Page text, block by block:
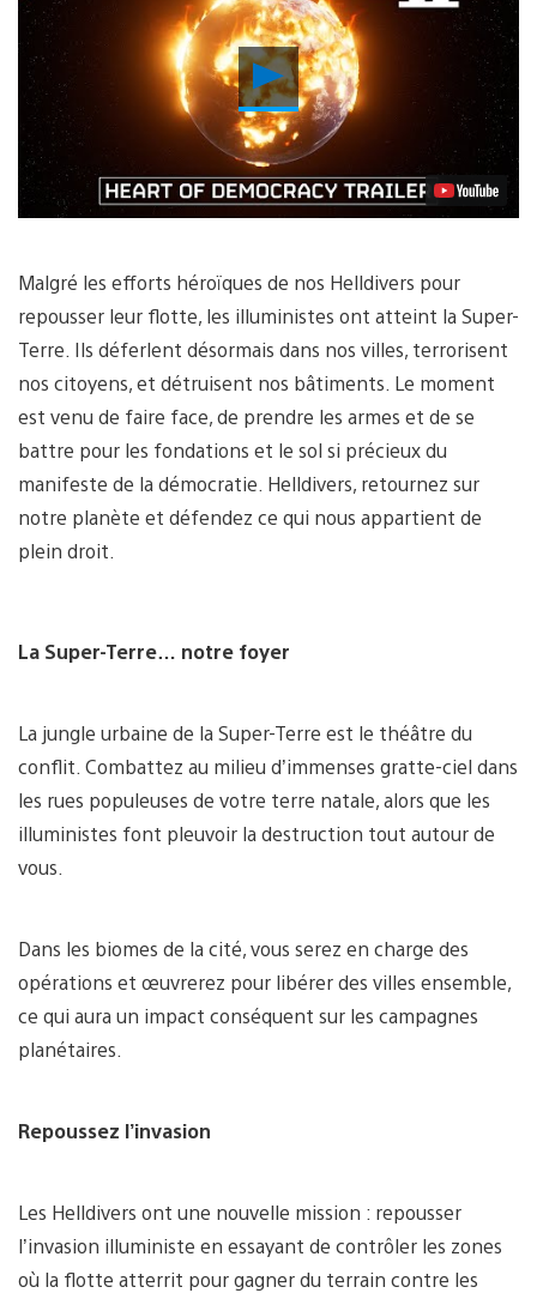
Lancer
la
vidéo
Malgré les efforts héroïques de nos Helldivers pour
repousser leur flotte, les illuministes ont atteint la Super-
Terre. Ils déferlent désormais dans nos villes, terrorisent
nos citoyens, et détruisent nos bâtiments. Le moment
est venu de faire face, de prendre les armes et de se
battre pour les fondations et le sol si précieux du
manifeste de la démocratie. Helldivers, retournez sur
notre planète et défendez ce qui nous appartient de
plein droit.
La Super-Terre… notre foyer
La jungle urbaine de la Super-Terre est le théâtre du
conflit. Combattez au milieu d’immenses gratte-ciel dans
les rues populeuses de votre terre natale, alors que les
illuministes font pleuvoir la destruction tout autour de
vous.
Dans les biomes de la cité, vous serez en charge des
opérations et œuvrerez pour libérer des villes ensemble,
ce qui aura un impact conséquent sur les campagnes
planétaires.
Repoussez l’invasion
Les Helldivers ont une nouvelle mission : repousser
l’invasion illuministe en essayant de contrôler les zones
où la flotte atterrit pour gagner du terrain contre les